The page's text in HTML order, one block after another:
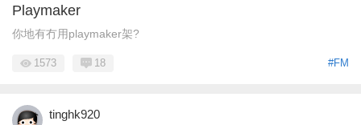
Playmaker
你地有冇用playmaker架?
#FM
1573 18
tinghk920